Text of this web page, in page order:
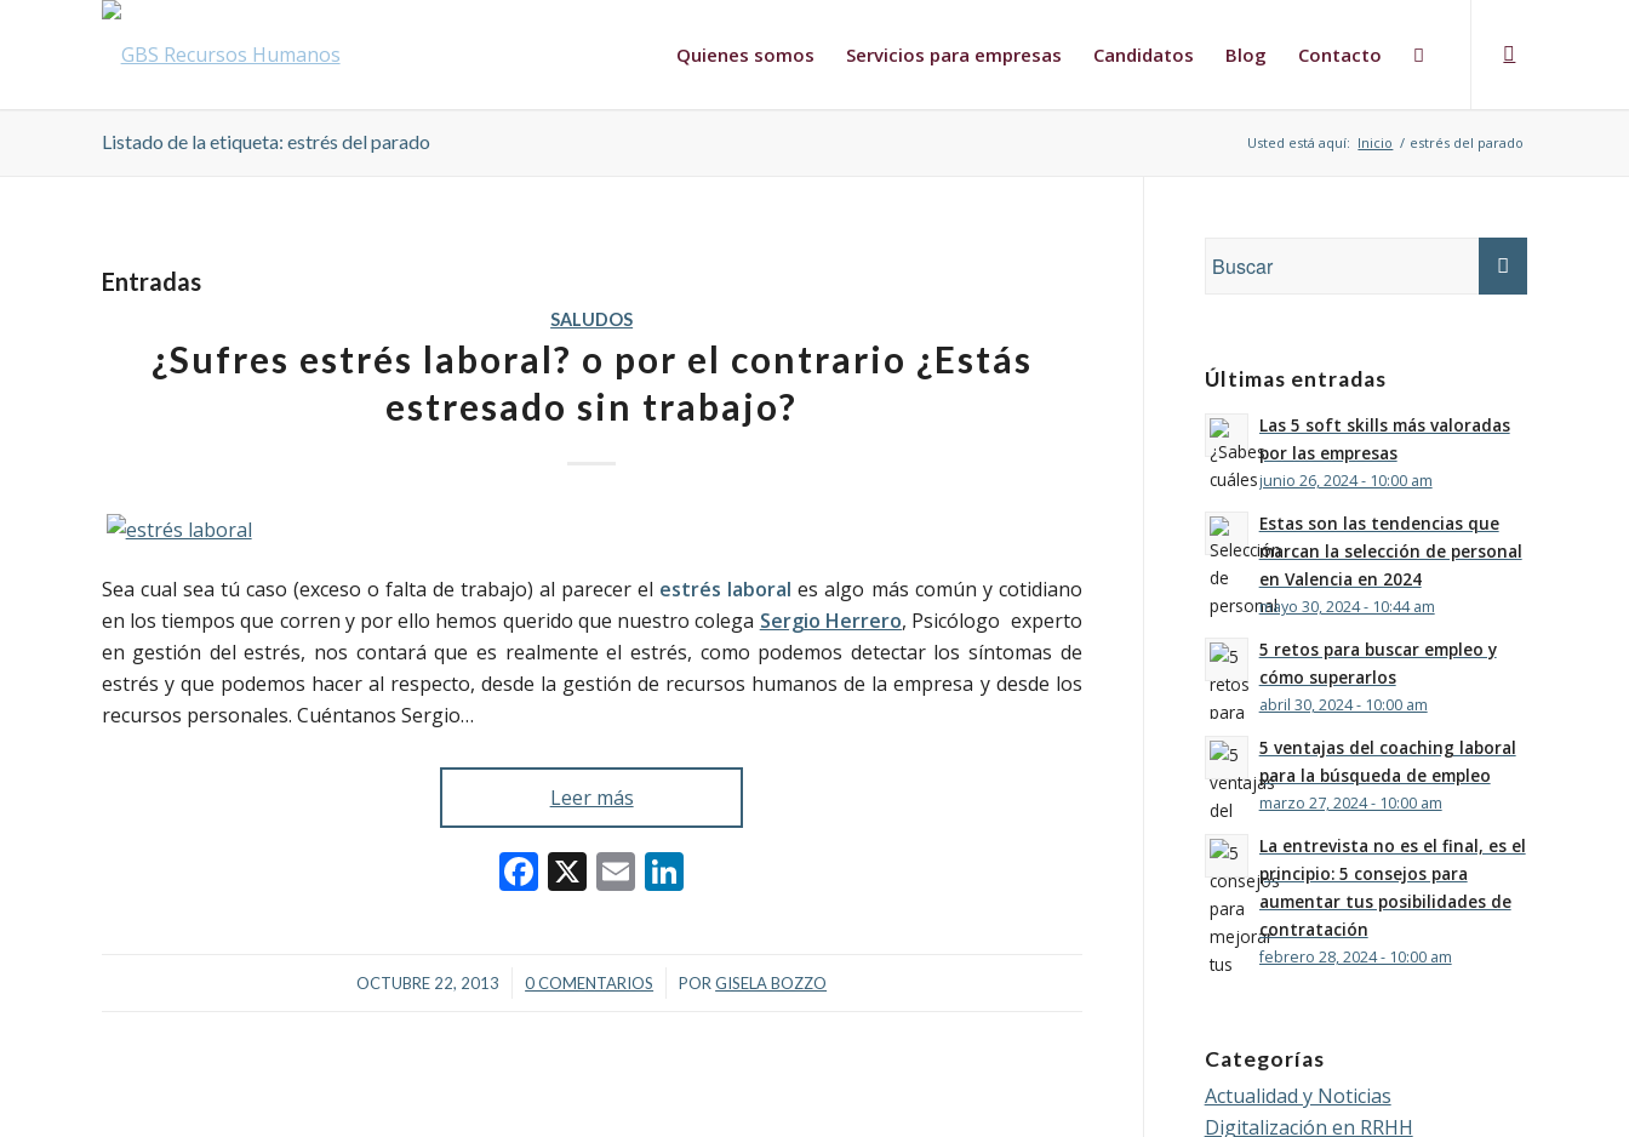
Quienes somos Servicios para empresas Candidatos Blog Contacto
Listado de la etiqueta: estrés del parado Usted está aquí: Inicio / estrés del parado
Entradas
SALUDOS
¿Sufres estrés laboral? o por el contrario ¿Estás
estresado sin trabajo?
Sea cual sea tú caso (exceso o falta de trabajo) al parecer el estrés laboral es algo más común y cotidiano
en los tiempos que corren y por ello hemos querido que nuestro colega Sergio Herrero, Psicólogo experto
en gestión del estrés, nos contará que es realmente el estrés, como podemos detectar los síntomas de
estrés y que podemos hacer al respecto, desde la gestión de recursos humanos de la empresa y desde los
recursos personales. Cuéntanos Sergio…
Leer más
Facebook
X Email
OCTUBRE 22, 2013
/ 0 COMENTARIOS
/ PORGISELA BOZZO
Últimas entradas
Las 5 soft skills más valoradas
por las empresas
junio 26, 2024 - 10:00 am
Estas son las tendencias que
marcan la selección de personal
en Valencia en 2024
mayo 30, 2024 - 10:44 am
5 retos para buscar empleo y
cómo superarlos
abril 30, 2024 - 10:00 am
5 ventajas del coaching laboral
para la búsqueda de empleo
marzo 27, 2024 - 10:00 am
La entrevista no es el final, es el
principio: 5 consejos para
aumentar tus posibilidades de
contratación
febrero 28, 2024 - 10:00 am
Categorías
Actualidad y Noticias
Digitalización en RRHH